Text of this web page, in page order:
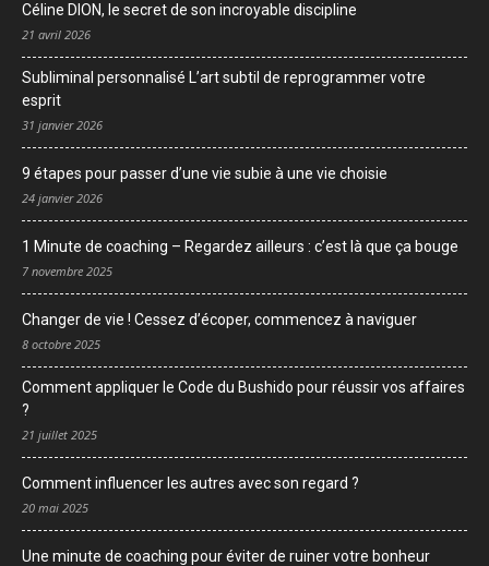
Céline DION, le secret de son incroyable discipline
21 avril 2026
Subliminal personnalisé L’art subtil de reprogrammer votre
esprit
31 janvier 2026
9 étapes pour passer d’une vie subie à une vie choisie
24 janvier 2026
1 Minute de coaching – Regardez ailleurs : c’est là que ça bouge
7 novembre 2025
Changer de vie ! Cessez d’écoper, commencez à naviguer
8 octobre 2025
Comment appliquer le Code du Bushido pour réussir vos affaires
?
21 juillet 2025
Comment influencer les autres avec son regard ?
20 mai 2025
Une minute de coaching pour éviter de ruiner votre bonheur